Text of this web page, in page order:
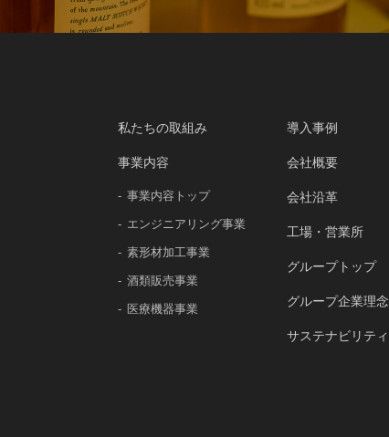
私たちの取組み
事業内容
事業内容トップ
エンジニアリング事業
素形材加工事業
酒類販売事業
医療機器事業
導入事例
会社概要
会社沿革
工場・営業所
グループトップ
グループ企業理念
サステナビリティ